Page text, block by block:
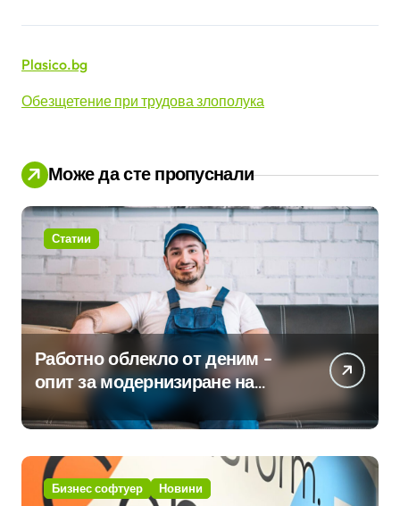
Plasico.bg
Обезщетение при трудова злополука
Може да сте пропуснали
Статии
Работно облекло от деним –
опит за модернизиране на
традицията
Бизнес софтуер Новини